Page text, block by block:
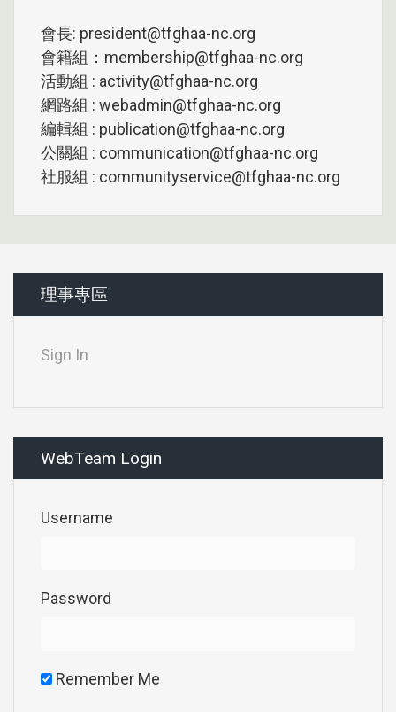
會長: president@tfghaa-nc.org
會籍組：membership@tfghaa-nc.org
活動組 : activity@tfghaa-nc.org
網路組 : webadmin@tfghaa-nc.org
編輯組 : publication@tfghaa-nc.org
公關組 : communication@tfghaa-nc.org
社服組 : communityservice@tfghaa-nc.org
理事專區
Sign In
WebTeam Login
Username
Password
Remember Me